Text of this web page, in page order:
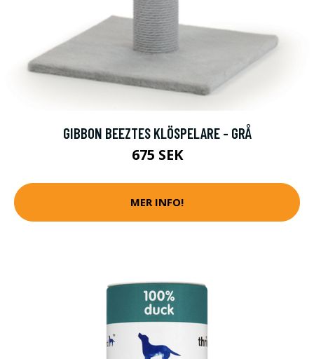
GIBBON BEEZTES KLÖSPELARE - GRÅ
675 SEK
MER INFO!